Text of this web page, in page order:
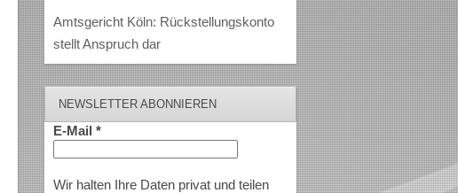
Amtsgericht Köln: Rückstellungskonto
stellt Anspruch dar
NEWSLETTER ABONNIEREN
E-Mail *
Wir halten Ihre Daten privat und teilen